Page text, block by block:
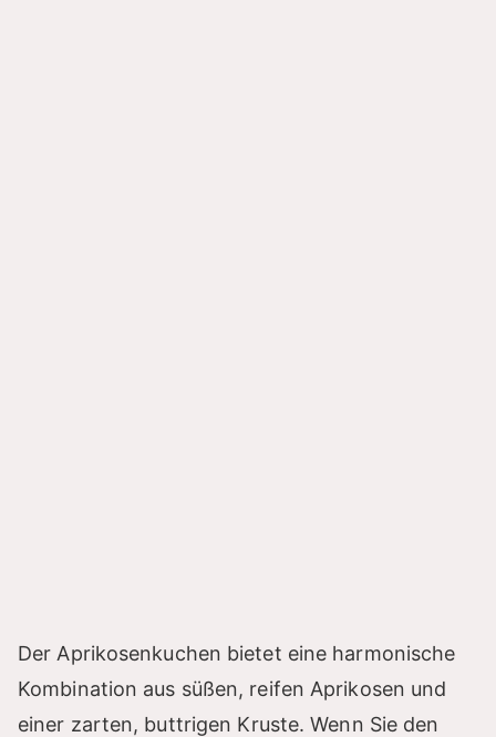
Der Aprikosenkuchen bietet eine harmonische
Kombination aus süßen, reifen Aprikosen und
einer zarten, buttrigen Kruste. Wenn Sie den